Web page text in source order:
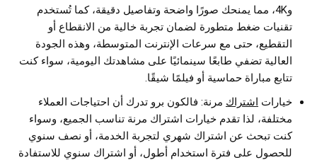
و4K، مما يمنحك صورًا واضحة وتفاصيل دقيقة، كما تُستخدم
تقنيات ضغط متطورة لضمان تجربة خالية من الانقطاع أو
التقطيع، حتى مع سرعات الإنترنت المتوسطة، وهذه الجودة
العالية تضفي طابعًا سينمائيًا على مشاهدتك اليومية، سواء كنت
تتابع مباراة حماسية أو فيلمًا شيقًا.
خيارات اشتراك مرنة: فالكون برو تدرك أن احتياجات العملاء
مختلفة، لذا تقدم خيارات اشتراك مرنة تناسب الجميع، وسواء
كنت تبحث عن اشتراك شهري لتجربة الخدمة، أو نصف سنوي
للحصول على فترة استخدام أطول، أو اشتراك سنوي للاستفادة